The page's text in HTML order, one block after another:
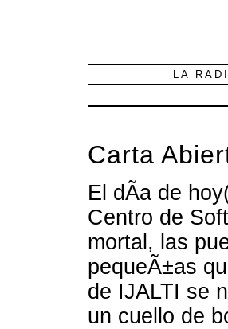
LA
Carta
El dÃ­a de
Centro de
mortal, las
pequeÃ±as
de IJALTI se
un cuello de